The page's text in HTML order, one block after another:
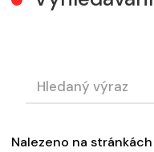
Nalezeno na stránkách